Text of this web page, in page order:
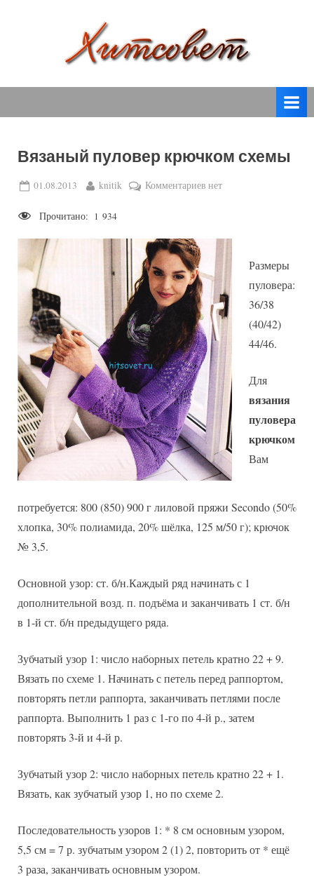
т
о
в
спицами,
крючком,
вязаные
модели
с
схемами.
Вязаный пуловер крючком схемы
Posted
01.08.2013 By
knitik Комментариевкнет
Прочитано: 1 934
Размеры
пуловера:
36/38
(40/42)
44/46.
Для
вязания
пуловера
крючком
Вам
потребуется: 800 (850) 900 г лиловой пряжи Secondo (50%
хлопка, 30% полиамида, 20% шёлка, 125 м/50 г); крючок
№ 3,5.
Основной узор: ст. б/н.Каждый ряд начинать с 1
дополнительной возд. п. подъёма и заканчивать 1 ст. б/н
в 1-й ст. б/н предыдущего ряда.
Зубчатый узор 1: число наборных петель кратно 22 + 9.
Вязать по схеме 1. Начинать с петель перед раппортом,
повторять петли раппорта, заканчивать петлями после
раппорта. Выполнить 1 раз с 1-го по 4-й р., затем
повторять 3-й и 4-й р.
Зубчатый узор 2: число наборных петель кратно 22 + 1.
Вязать, как зубчатый узор 1, но по схеме 2.
Последовательность узоров 1: * 8 см основным узором,
5,5 см = 7 р. зубчатым узором 2 (1) 2, повторить от * ещё
3 раза, заканчивать основным узором.